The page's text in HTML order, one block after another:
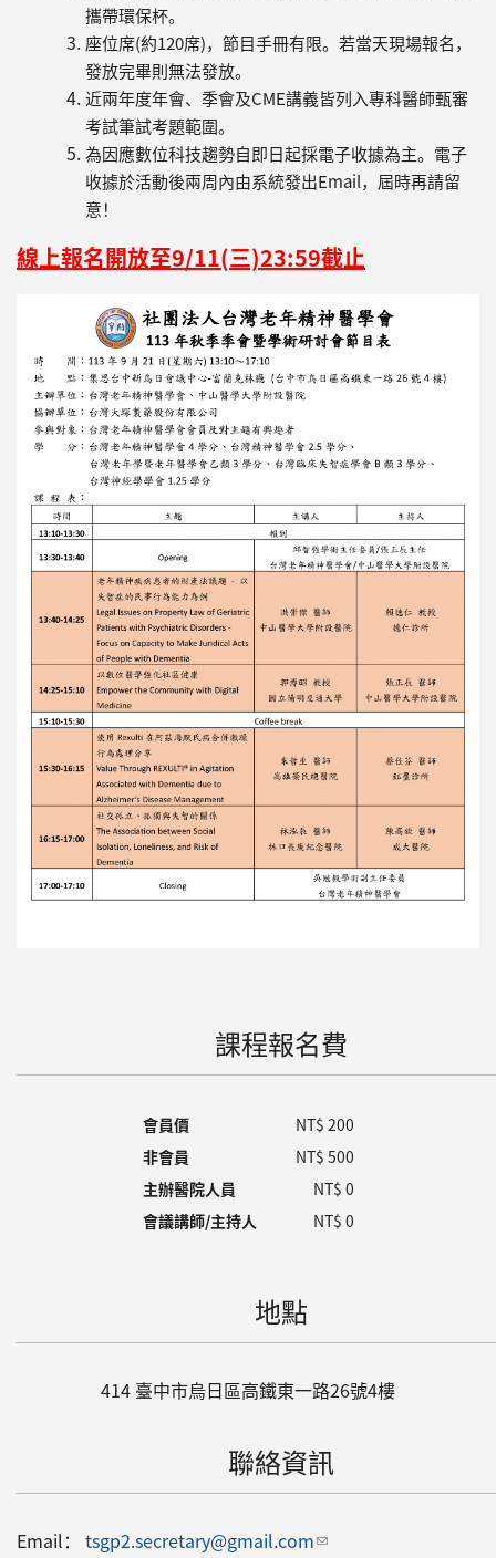
攜帶環保杯。
座位席(約120席)，節目手冊有限。若當天現場報名，
發放完畢則無法發放。
近兩年度年會、季會及CME講義皆列入專科醫師甄審
考試筆試考題範圍。
為因應數位科技趨勢自即日起採電子收據為主。電子
收據於活動後兩周內由系統發出Email，屆時再請留
意！
線上報名開放至9/11(三)23:59截止
課程報名費
會員價
NT$ 200
非會員
NT$ 500
主辦醫院人員
NT$ 0
會議講師/主持人
NT$ 0
地點
414 臺中市烏日區高鐵東一路26號4樓
聯絡資訊
Email： tsgp2.secretary@gmail.com(link sends e-mail)